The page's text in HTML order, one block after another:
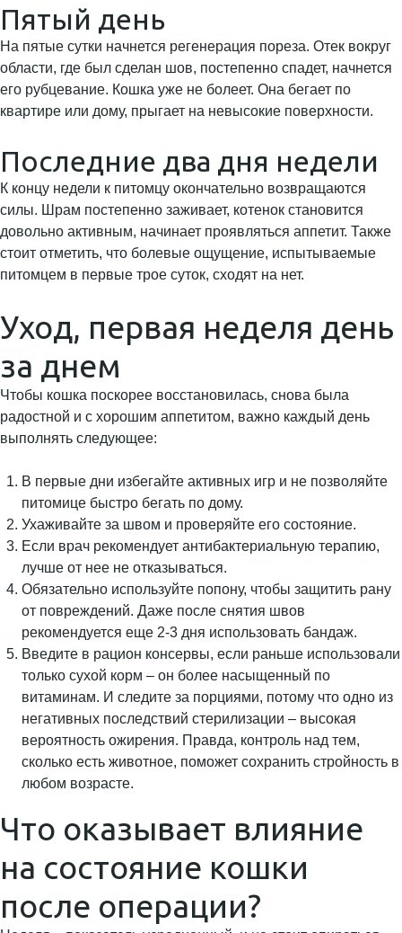
Пятый день
На пятые сутки начнется регенерация пореза. Отек вокруг
области, где был сделан шов, постепенно спадет, начнется
его рубцевание. Кошка уже не болеет. Она бегает по
квартире или дому, прыгает на невысокие поверхности.
Последние два дня недели
К концу недели к питомцу окончательно возвращаются
силы. Шрам постепенно заживает, котенок становится
довольно активным, начинает проявляться аппетит. Также
стоит отметить, что болевые ощущение, испытываемые
питомцем в первые трое суток, сходят на нет.
Уход, первая неделя день
за днем
Чтобы кошка поскорее восстановилась, снова была
радостной и с хорошим аппетитом, важно каждый день
выполнять следующее:
В первые дни избегайте активных игр и не позволяйте
питомице быстро бегать по дому.
Ухаживайте за швом и проверяйте его состояние.
Если врач рекомендует антибактериальную терапию,
лучше от нее не отказываться.
Обязательно используйте попону, чтобы защитить рану
от повреждений. Даже после снятия швов
рекомендуется еще 2-3 дня использовать бандаж.
Введите в рацион консервы, если раньше использовали
только сухой корм – он более насыщенный по
витаминам. И следите за порциями, потому что одно из
негативных последствий стерилизации – высокая
вероятность ожирения. Правда, контроль над тем,
сколько есть животное, поможет сохранить стройность в
любом возрасте.
Что оказывает влияние
на состояние кошки
после операции?